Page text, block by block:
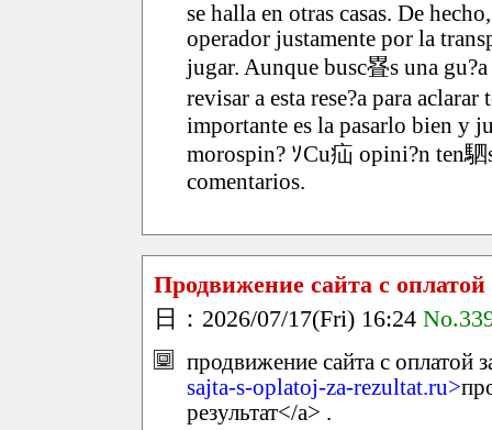
se halla en otras casas. De
operador justamente por la
jugar. Aunque busc疂s una
revisar a esta rese?a para
importante es la pasarlo bien y
morospin? ｿCu疝 opini?n ten駟
comentarios.
Продвижение сайта с оплатой
日：2026/07/17(Fri) 16:24
продвижение сайта с оплатой
sajta-s-oplatoj-za-rezultat.ru>
результат</a> .